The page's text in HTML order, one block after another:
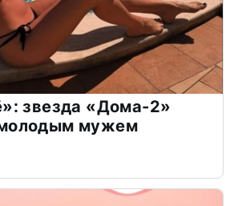
звезда «Дома-2»
мужем